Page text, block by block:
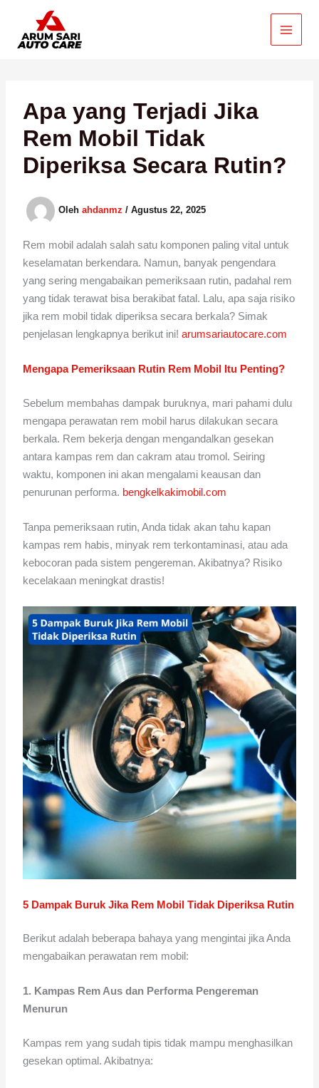
konten
Apa yang Terjadi Jika
Rem Mobil Tidak
Diperiksa Secara Rutin?
Olehahdanmz/Agustus 22, 2025
Rem mobil adalah salah satu komponen paling vital untuk
keselamatan berkendara. Namun, banyak pengendara
yang sering mengabaikan pemeriksaan rutin, padahal rem
yang tidak terawat bisa berakibat fatal. Lalu, apa saja risiko
jika rem mobil tidak diperiksa secara berkala? Simak
penjelasan lengkapnya berikut ini!arumsariautocare.com
Mengapa Pemeriksaan Rutin Rem Mobil Itu Penting?
Sebelum membahas dampak buruknya, mari pahami dulu
mengapa perawatan rem mobil harus dilakukan secara
berkala. Rem bekerja dengan mengandalkan gesekan
antara kampas rem dan cakram atau tromol. Seiring
waktu, komponen ini akan mengalami keausan dan
penurunan performa. bengkelkakimobil.com
Tanpa pemeriksaan rutin, Anda tidak akan tahu kapan
kampas rem habis, minyak rem terkontaminasi, atau ada
kebocoran pada sistem pengereman. Akibatnya? Risiko
kecelakaan meningkat drastis!
5 Dampak Buruk Jika Rem Mobil Tidak Diperiksa Rutin
Berikut adalah beberapa bahaya yang mengintai jika Anda
mengabaikan perawatan rem mobil:
1. Kampas Rem Aus dan Performa Pengereman
Menurun
Kampas rem yang sudah tipis tidak mampu menghasilkan
gesekan optimal. Akibatnya: